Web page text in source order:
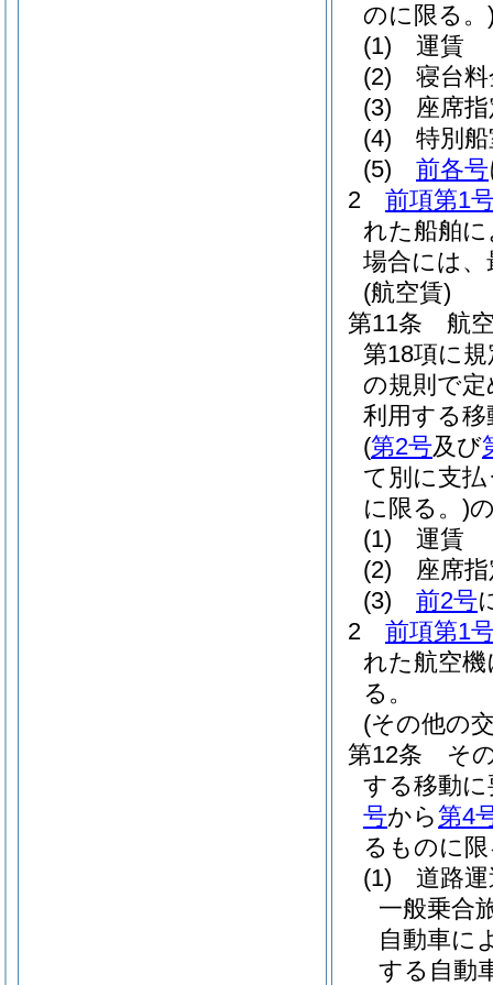
のに限る。
(1)
運賃
(2)
寝台
(3)
座席
(4)
特別
(5)
前各号
2
前項第1
れた船舶
場合には、
(航空賃)
第11条
航
第18項に
の規則で
利用する
(第2号及び
て別に支
に限る。)
(1)
運賃
(2)
座席
(3)
前2号
2
前項第1
れた航空
る。
(その他の
第12条
そ
する移動
号から第4
るものに
(1)
道路
一般乗合
自動車に
する自動